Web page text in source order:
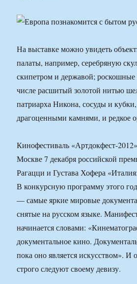
На выставке можно увидеть
палаты, например, серебряную
скипетром и державой; роскошные
числе расшитый золотой нитью
патриарха Никона, сосуды и
драгоценными камнями, и редкое
Кинофестиваль «Артдокфест-
Москве 7 декабря российской
Рагацци и Густава Хофера
В конкурсную программу этого
— самые яркие мировые
снятые на русском языке.
начинается словами:
документальное кино.
пока оно является искусством». И
строго следуют своему девизу.